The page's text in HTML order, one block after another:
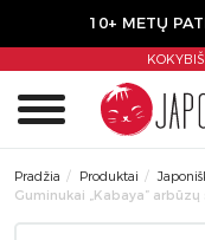
10+ METŲ
Pradžia Produktai
Guminukai „Kabaya”